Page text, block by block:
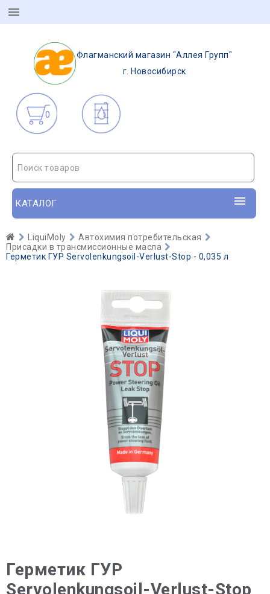
Флагманский магазин "Аллея Групп"
г. Новосибирск
0
Поиск товаров
КАТАЛОГ
LiquiMoly
Автохимия потребительская
Присадки в трансмиссионные масла
Герметик ГУР Servolenkungsoil-Verlust-Stop - 0,035 л
Герметик ГУР
Servolenkungsoil-Verlust-Stop